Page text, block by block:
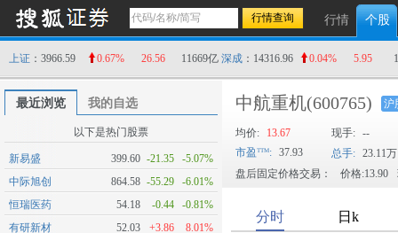
行情 个股
上证 ：3966.59 0.67% 26.56 11669亿 深成 ：14316.96 0.04% 5.95
最近浏览 我的自选
以下是热门股票
新易盛 399.60 -21.35
-5.07%
中际旭创
864.58 -55.29
-6.01%
恒瑞医药
54.18 -0.44
-0.81%
有研新材
52.03 +3.86
8.01%
中航重机(600765) 沪
均价: 13.67 现手: --
市盈
: 37.93 总手: 23.11万
盘后固定价格交易：
价格:13.90